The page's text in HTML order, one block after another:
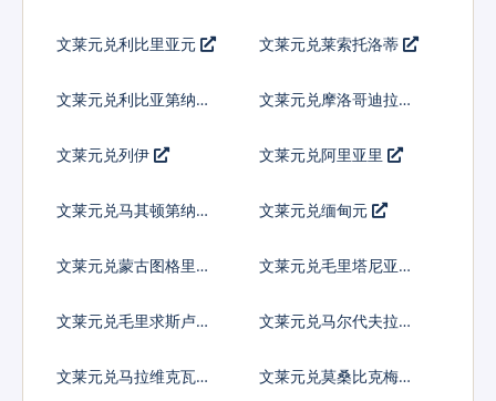
文莱元兑利比里亚元 文莱元兑莱索托洛蒂
文莱元兑利比亚第纳尔 文莱元兑摩洛哥迪拉姆
文莱元兑列伊 文莱元兑阿里亚里
文莱元兑马其顿第纳尔 文莱元兑缅甸元
文莱元兑蒙古图格里克
文莱元兑毛里塔尼亚乌
文莱元兑毛里求斯卢比
文莱元兑马尔代夫拉菲
文莱元兑马拉维克瓦查
文莱元兑莫桑比克梅蒂